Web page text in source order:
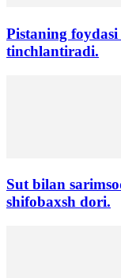
Pistaning
tinchlantiradi.
Sut bilan
shifobaxsh dori.